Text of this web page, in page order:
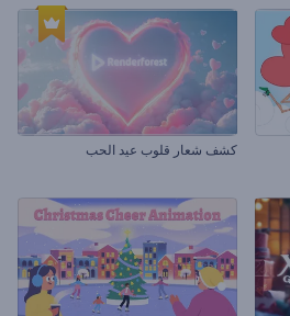
كشف شعار قلوب عيد الحب